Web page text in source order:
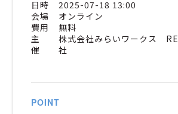
日時
2025-07-18 13:00
会場
オンライン
費用
無料
主
催
株式会社みらいワークス
社
POINT